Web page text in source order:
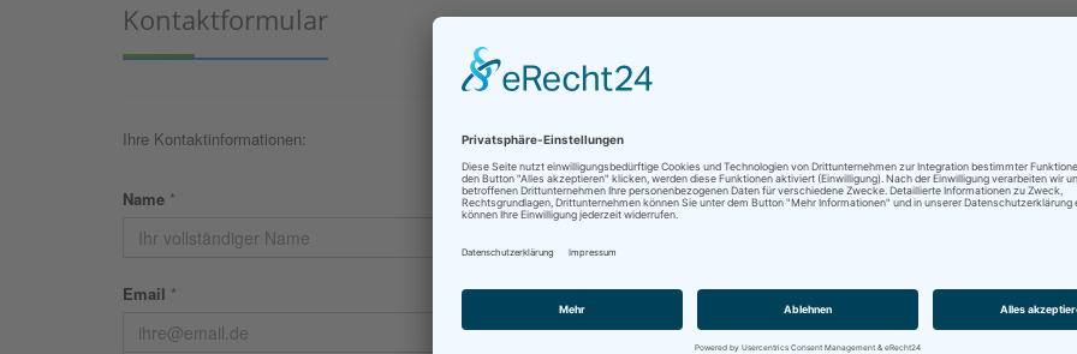
Kontaktformular
Ihre Kontaktinformationen:
Name * Firma
Email * Telefon*